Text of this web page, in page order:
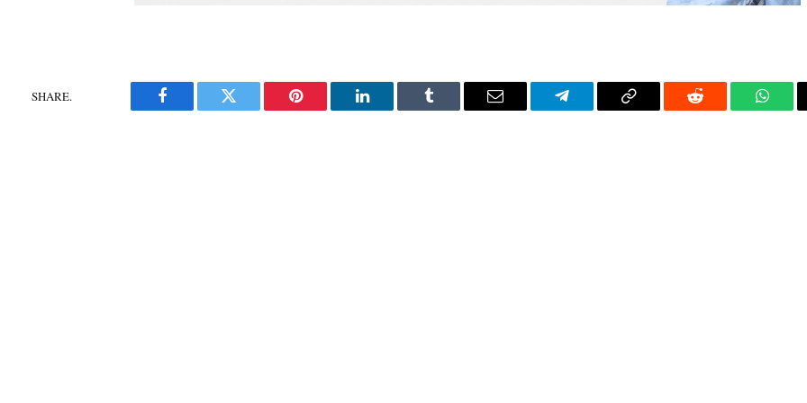
SHARE.
Facebook Twitter Pinterest LinkedIn Tumblr Email Telegram Copy
Reddit